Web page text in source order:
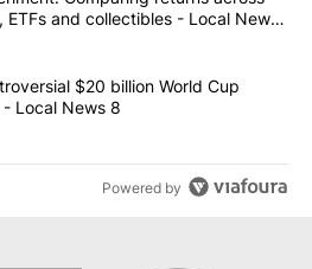
and collectibles - Local News
scraps controversial $20 billion
$20 billion World Cup
Local News 8
Powered by